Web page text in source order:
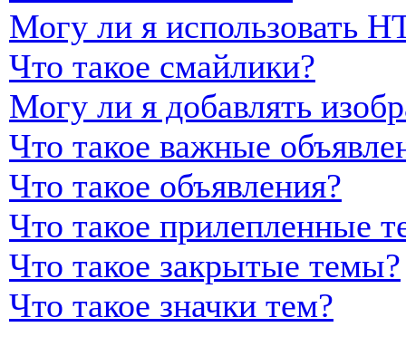
Могу ли я использовать
Что такое смайлики?
Могу ли я добавлять
Что такое важные
Что такое объявления?
Что такое прилепленные
Что такое закрытые темы?
Что такое значки тем?